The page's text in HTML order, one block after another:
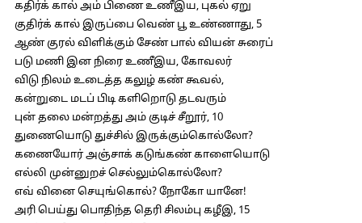
கதிர்க் கால் அம் பிணை உணீஇய, புகல் ஏறு
குதிர்க் கால் இருப்பை வெண் பூ உண்ணாது, 5
ஆண் குரல் விளிக்கும் சேண் பால் வியன் சுரைப்
படு மணி இன நிரை உணீஇய, கோவலர்
விடு நிலம் உடைத்த கலுழ் கண் கூவல்,
கன்றுடை மடப் பிடி களிறொடு தடவரும்
புன் தலை மன்றத்து அம் குடிச் சீறூர், 10
துணையொடு துச்சில் இருக்கும்கொல்லோ?
கணையோர் அஞ்சாக் கடுங்கண் காளையொடு
எல்லி முன்னுறச் செல்லும்கொல்லோ?
எவ் வினை செயுங்கொல்? நோகோ யானே!
அரி பெய்து பொதிந்த தெரி சிலம்பு கழீஇ, 15